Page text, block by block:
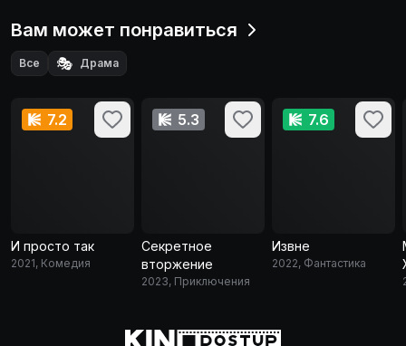
Вам может понравиться
Все 🎭 Драма
7.2
И просто так
2021, Комедия
5.3
Секретное
вторжение
2023, Приключения
7.6
Извне
2022, Фантастика